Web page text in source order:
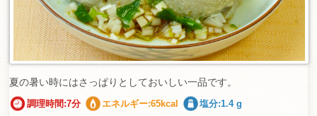
夏の暑い時にはさっぱりとしておいしい一品です。
調理時間:7分 エネルギー:65kcal 塩分:1.4 g